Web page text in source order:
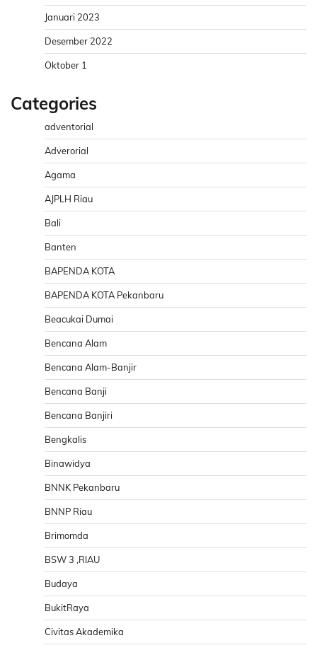
Januari 2023
Desember 2022
Oktober 1
Categories
adventorial
Adverorial
Agama
AJPLH Riau
Bali
Banten
BAPENDA KOTA
BAPENDA KOTA Pekanbaru
Beacukai Dumai
Bencana Alam
Bencana Alam-Banjir
Bencana Banji
Bencana Banjiri
Bengkalis
Binawidya
BNNK Pekanbaru
BNNP Riau
Brimomda
BSW 3 ,RIAU
Budaya
BukitRaya
Civitas Akademika